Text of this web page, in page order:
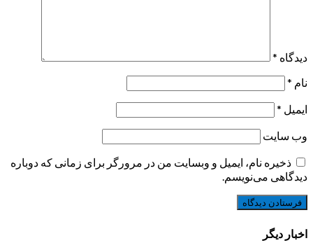
دیدگاه *
نام *
ایمیل *
وب‌ سایت
ذخیره نام، ایمیل و وبسایت من در مرورگر برای زمانی که دوباره
دیدگاهی می‌نویسم.
اخبار دیگر